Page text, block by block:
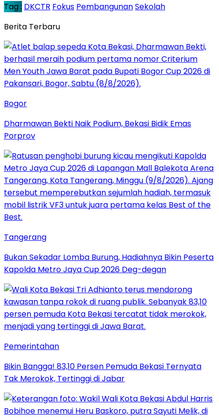
Tag : DKCTR Fokus PembangunanSekolah
Berita Terbaru
Bogor
Dharmawan Bekti Naik Podium, Bekasi Bidik Emas
Porprov
Tangerang
Bukan Sekadar Lomba Burung, Hadiahnya Bikin Peserta
Kapolda Metro Jaya Cup 2026 Deg-degan
Pemerintahan
Bikin Bangga! 83,10 Persen Pemuda Bekasi Ternyata
Tak Merokok, Tertinggi di Jabar